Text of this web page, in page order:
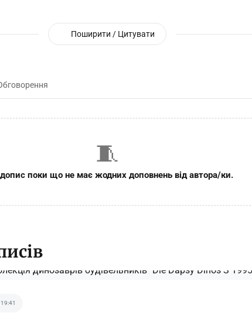
Поширити / Цитувати
🧵
поки що не має жодних доповнень від автора/ки.